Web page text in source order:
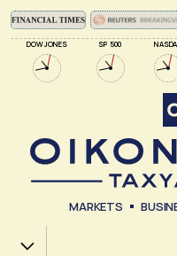
DOW JONES SP 500
MARKETS
Χ.Α.